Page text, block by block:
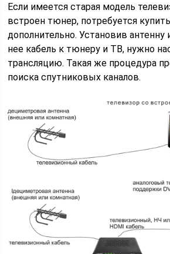
Если имеется старая модель
встроен тюнер, потребуется
дополнительно. Установив
нее кабель к тюнеру и ТВ, нужно
трансляцию. Такая же процедура
поиска спутниковых каналов.